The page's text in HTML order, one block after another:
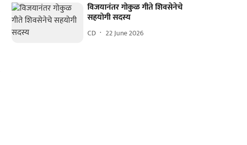
विजयानंतर गोकुळ गीते शिवसेनेचे
सहयोगी सदस्य
CD 22 June 2026